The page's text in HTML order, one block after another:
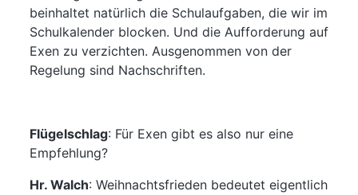
beinhaltet natürlich die Schulaufgaben, die wir im
Schulkalender blocken. Und die Aufforderung auf
Exen zu verzichten. Ausgenommen von der
Regelung sind Nachschriften.
Flügelschlag: Für Exen gibt es also nur eine
Empfehlung?
Hr. Walch: Weihnachtsfrieden bedeutet eigentlich